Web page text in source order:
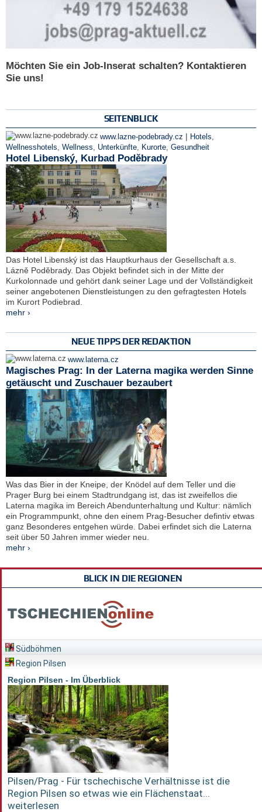
Möchten Sie ein Job-Inserat schalten? Kontaktieren
Sie uns!
SEITENBLICK
www.lazne-podebrady.cz | Hotels,
Wellnesshotels, Wellness, Unterkünfte, Kurorte, Gesundheit
Hotel Libenský, Kurbad Poděbrady
Das Hotel Libenský ist das Hauptkurhaus der Gesellschaft a.s.
Lázně Poděbrady. Das Objekt befindet sich in der Mitte der
Kurkolonnade und gehört dank seiner Lage und der Vollständigkeit
seiner angebotenen Dienstleistungen zu den gefragtesten Hotels
im Kurort Podiebrad.
mehr ›
NEUE TIPPS DER REDAKTION
www.laterna.cz
Magisches Prag: In der Laterna magika werden Sinne
getäuscht und Zuschauer bezaubert
Was das Bier in der Kneipe, der Knödel auf dem Teller und die
Prager Burg bei einem Stadtrundgang ist, das ist zweifellos die
Laterna magika im Bereich Abendunterhaltung und Kultur: nämlich
ein Programmpunkt, ohne den einem Prag-Besucher defintiv etwas
ganz Besonderes entgehen würde. Dabei erfindet sich die Laterna
seit über 50 Jahren immer wieder neu.
mehr ›
BLICK IN DIE REGIONEN
Südböhmen
Region Pilsen
Region Pilsen - Im Überblick
Pilsen/Prag - Für tschechische Verhältnisse ist die
Region Pilsen so etwas wie ein Flächenstaat...
weiterlesen